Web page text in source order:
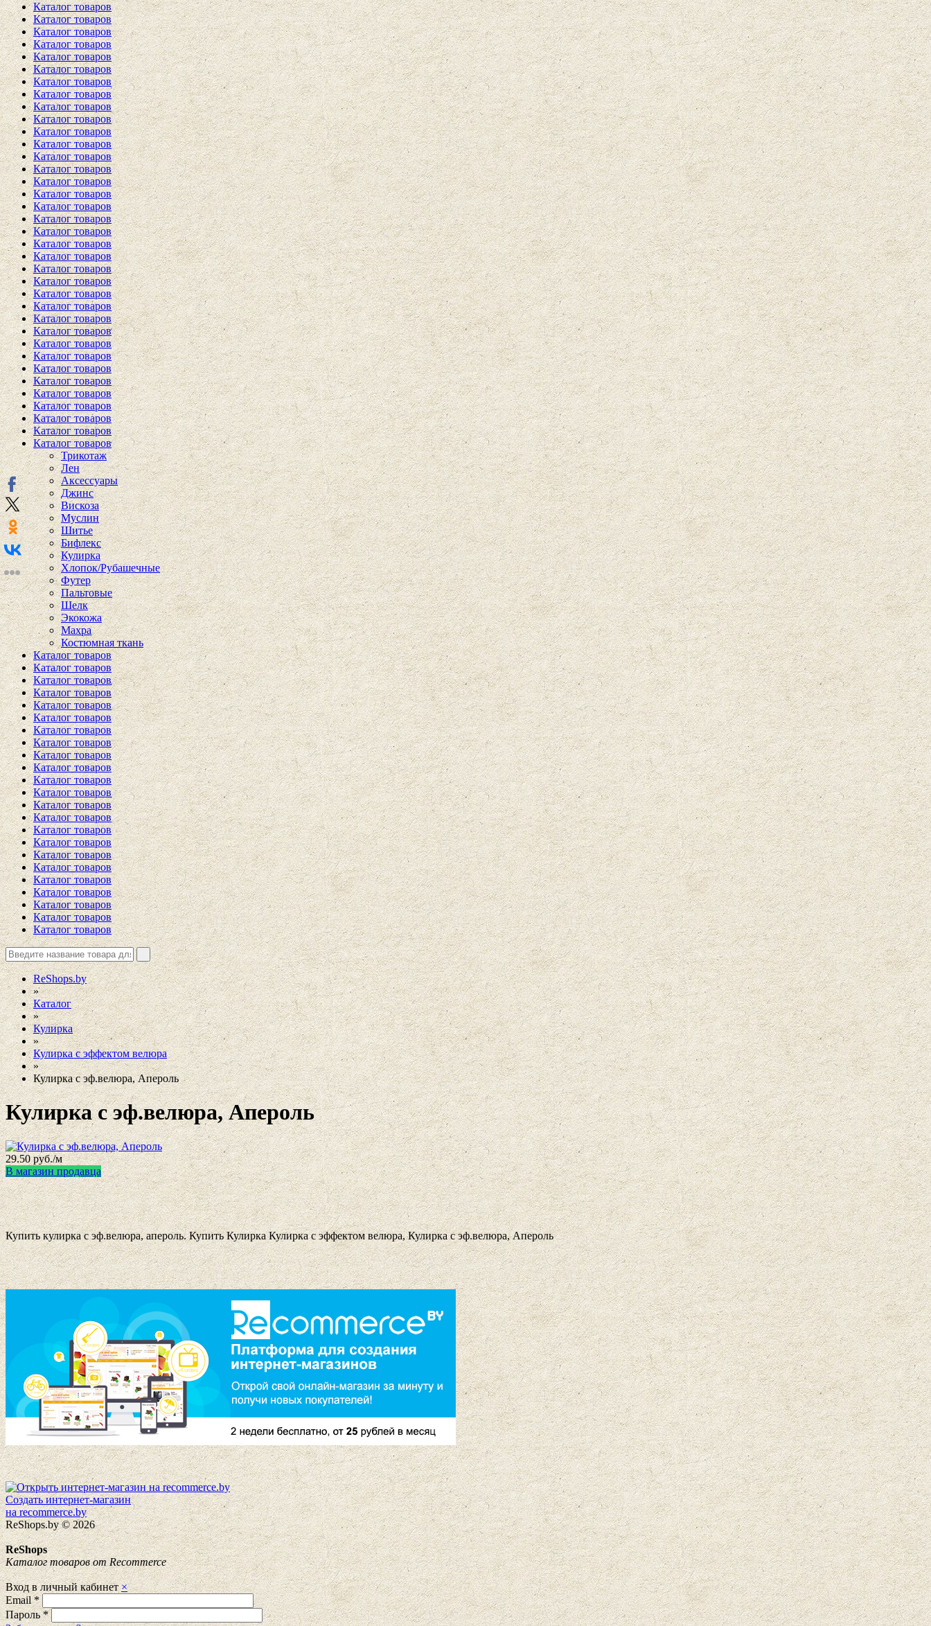
Каталог товаров
Каталог товаров
Каталог товаров
Каталог товаров
Каталог товаров
Каталог товаров
Каталог товаров
Каталог товаров
Каталог товаров
Каталог товаров
Каталог товаров
Каталог товаров
Каталог товаров
Каталог товаров
Каталог товаров
Каталог товаров
Каталог товаров
Каталог товаров
Каталог товаров
Каталог товаров
Каталог товаров
Каталог товаров
Каталог товаров
Каталог товаров
Каталог товаров
Каталог товаров
Каталог товаров
Каталог товаров
Каталог товаров
Каталог товаров
Каталог товаров
Каталог товаров
Каталог товаров
Каталог товаров
Каталог товаров
Каталог товаров
Трикотаж
Лен
Аксессуары
Джинс
Вискоза
Муслин
Шитье
Бифлекс
Кулирка
Хлопок/Рубашечные
Футер
Пальтовые
Шелк
Экокожа
Махра
Костюмная ткань
Каталог товаров
Каталог товаров
Каталог товаров
Каталог товаров
Каталог товаров
Каталог товаров
Каталог товаров
Каталог товаров
Каталог товаров
Каталог товаров
Каталог товаров
Каталог товаров
Каталог товаров
Каталог товаров
Каталог товаров
Каталог товаров
Каталог товаров
Каталог товаров
Каталог товаров
Каталог товаров
Каталог товаров
Каталог товаров
Каталог товаров
ReShops.by
»
Каталог
»
Кулирка
»
Кулирка с эффектом велюра
»
Кулирка с эф.велюра, Апероль
Кулирка с эф.велюра, Апероль
29.50руб./м
В магазин продавца
Купить кулирка с эф.велюра, апероль. Купить Кулирка Кулирка с эффектом велюра, Кулирка с эф.велюра, Апероль
Создать интернет-магазин
на recommerce.by
ReShops.by © 2026
ReShops
Каталог товаров от Recommerce
Вход в личный кабинет ×
Email*
Пароль*